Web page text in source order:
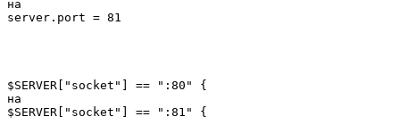
server.document-root = "/var/www/"
server.port = 80